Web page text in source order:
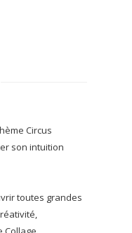
Circus
son intuition
toutes grandes